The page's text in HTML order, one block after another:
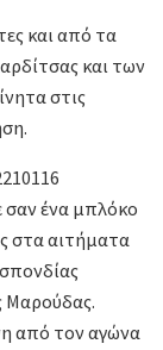
και από τα
και των
στις
σαν ένα μπλόκο
στα αιτήματα
Μαρούδας.
από τον αγώνα